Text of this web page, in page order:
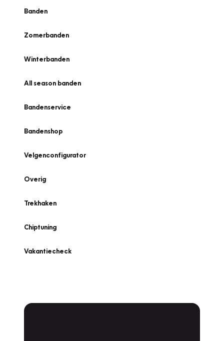
Banden
Zomerbanden
Winterbanden
All season banden
Bandenservice
Bandenshop
Velgenconfigurator
Overig
Trekhaken
Chiptuning
Vakantiecheck